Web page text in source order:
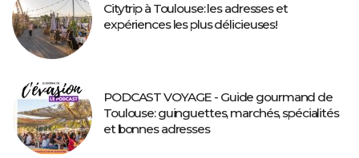
Citytrip à Toulouse: les adresses et
expériences les plus délicieuses!
PODCAST VOYAGE - Guide gourmand de
Toulouse: guinguettes, marchés, spécialités
et bonnes adresses